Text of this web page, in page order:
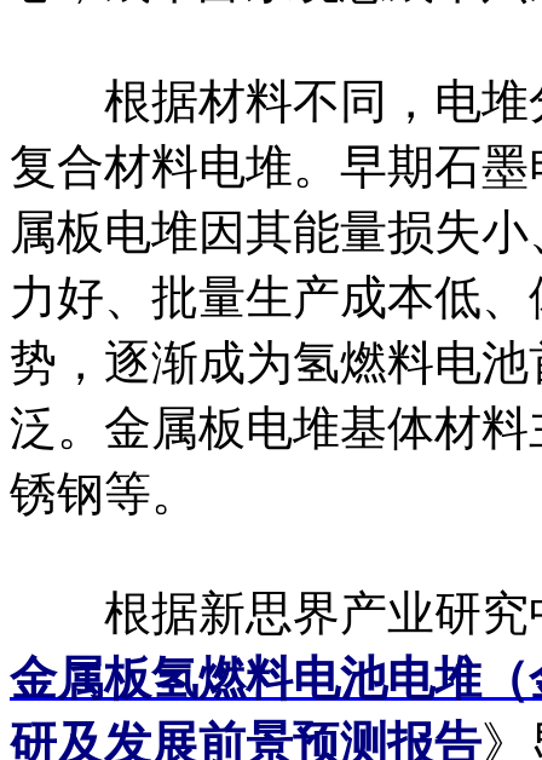
根据材料不同，电堆
复合材料电堆。早期石
属板电堆因其能量损失
力好、批量生产成本低
势，逐渐成为氢燃料电
泛。金属板电堆基体材
锈钢等。
根据新思界产业研究
金属板氢燃料电池电堆
研及发展前景预测报告》